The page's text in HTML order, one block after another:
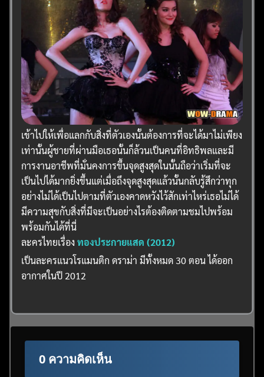
เข้าไปให้เพื่อแลกกับสิ่งที่ตัวเองนั้นต้องการที่จะได้มาไม่เพียง
เท่านั้นผู้ชายที่ผ่านมือเธอนั้นก็ล้วนเป็นคนที่อิทธิพลและมี
การงานอาชีพที่มั่นคงการขึ้นจุดสูงสุดในนั้นถือว่าเริ่มที่จะ
เป็นไปได้มากยิ่งขึ้นแต่เมื่อถึงจุดสูงสุดแล้วนั้นกลับรู้สึกว่าทุก
อย่างไม่ได้เป็นไปตามที่ตัวเองคาดหวังไว้สักเท่าไหร่เธอไม่ได้
มีความสุขกับสิ่งที่มีจะเป็นอย่างไรต้องติดตามชมไปพร้อม
พร้อมกันได้ที่นี่
ละครไทยเรื่องทองประกายแสด (2012)
เป็นละครแนวโรแมนติก ดราม่า มีทั้งหมด 30 ตอน ได้ออก
อากาศในปี 2012
0 ความคิดเห็น